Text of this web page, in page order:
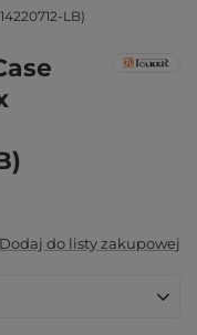
LB)
Dodaj do listy zakupowej